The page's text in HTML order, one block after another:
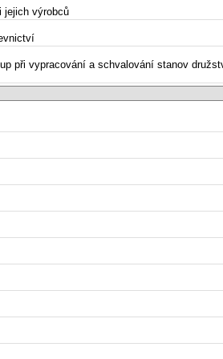
jejich výrobců
při vypracování a schvalování stanov